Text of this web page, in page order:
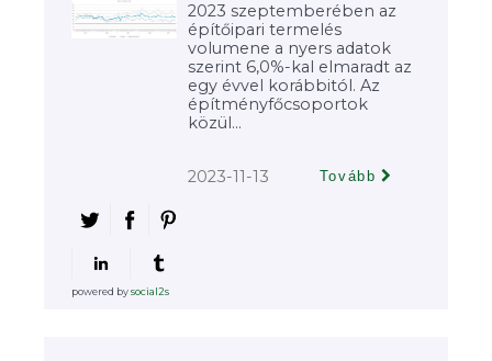
2023 szeptemberében az
építőipari termelés
volumene a nyers adatok
szerint 6,0%-kal elmaradt az
egy évvel korábbitól. Az
építményfőcsoportok
közül...
2023-11-13 Tovább
powered bysocial2s